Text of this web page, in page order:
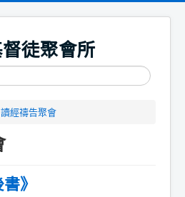
徒聚會所
讀經禱告聚會
》